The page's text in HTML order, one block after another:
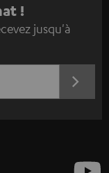
!
jusqu'à